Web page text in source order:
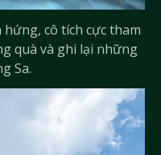
cô tích cực tham
quà và ghi lại những
Sa.